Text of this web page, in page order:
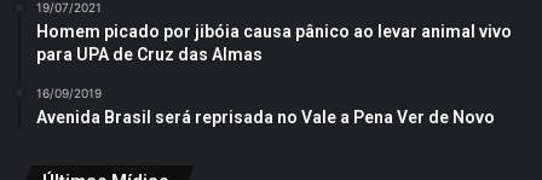
19/07/2021
Homem picado por jibóia causa pânico ao levar animal vivo
para UPA de Cruz das Almas
16/09/2019
Avenida Brasil será reprisada no Vale a Pena Ver de Novo